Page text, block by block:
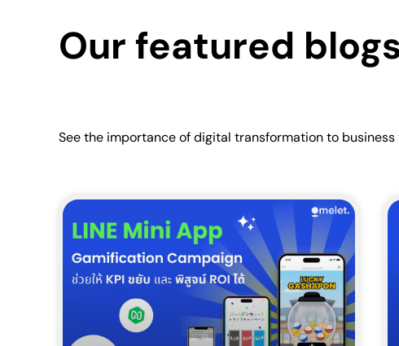
Our featured
See the importance of digital transformation to